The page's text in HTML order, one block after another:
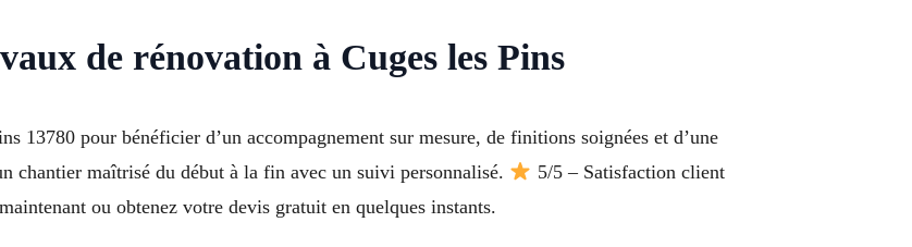
de rénovation à Cuges les Pins
13780 pour bénéficier d’un accompagnement sur mesure, de finitions soignées et d’une
chantier maîtrisé du début à la fin avec un suivi personnalisé.
5/5 – Satisfaction client
ou obtenez votre devis gratuit en quelques instants.